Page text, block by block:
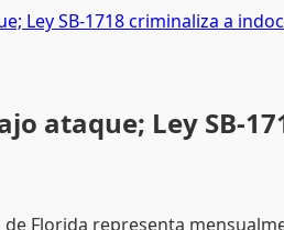
Ley SB-1718 criminaliza a
ataque; Ley SB-
Florida representa